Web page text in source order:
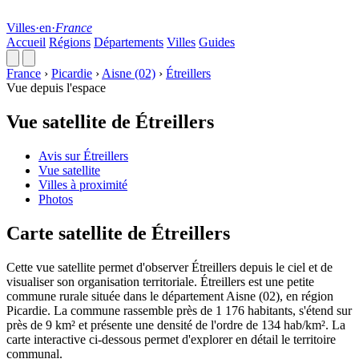
Villes·en·France
Accueil Régions Départements Villes Guides
France › Picardie › Aisne (02) › Étreillers
Vue depuis l'espace
Vue satellite de Étreillers
Avis sur Étreillers
Vue satellite
Villes à proximité
Photos
Carte satellite de Étreillers
Cette vue satellite permet d'observer Étreillers depuis le ciel et de
visualiser son organisation territoriale. Étreillers est une petite
commune rurale située dans le département Aisne (02), en région
Picardie. La commune rassemble près de 1 176 habitants, s'étend sur
près de 9 km² et présente une densité de l'ordre de 134 hab/km². La
carte interactive ci-dessous permet d'explorer en détail le territoire
communal.